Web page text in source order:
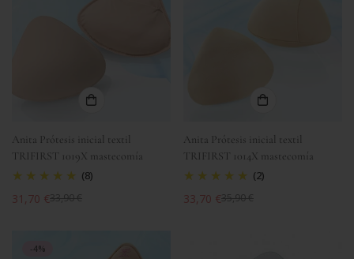
Anita Prótesis inicial textil
TRIFIRST 1019X mastecomía
(8)
Precio
31,70 €
Precio
33,90 €
Anita Prótesis inicial textil
TRIFIRST 1014X mastecomía
(2)
Precio
33,70 €
Precio
35,90 €
-4%